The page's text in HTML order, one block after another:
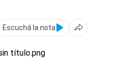
Escuchá la nota